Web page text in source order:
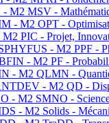
M2 MSV -
- M2 OPT -
PIC - Projet,
- M2 PPF -
- M2 PF -
- M2 QLMN -
- M2 QD -
- M2 SMNO -
- M2 Solids -